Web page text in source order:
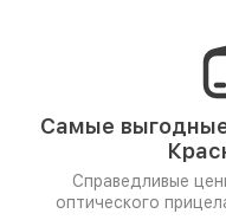
Самые
Справедливые
оптического